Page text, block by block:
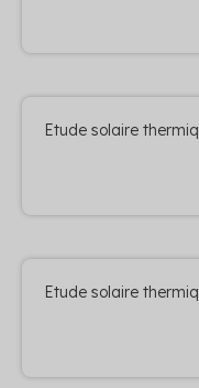
Etude solaire
Etude solaire